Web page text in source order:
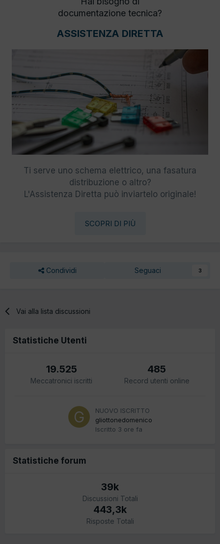
documentazione tecnica?
ASSISTENZA DIRETTA
Ti serve uno schema elettrico, una fasatura
distribuzione o altro?
L'Assistenza Diretta può inviartelo originale!
SCOPRI DI PIÙ
Condividi Seguaci 3
Vai alla lista discussioni
Statistiche Utenti
19.525
Meccatronici iscritti
485
Record utenti online
NUOVO ISCRITTO
gliottonedomenico
Iscritto 3 ore fa
Statistiche forum
39k
Discussioni Totali
443,3k
Risposte Totali